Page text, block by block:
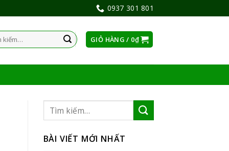
0937 301 801
GIỎ HÀNG / 0₫
BÀI VIẾT MỚI NHẤT